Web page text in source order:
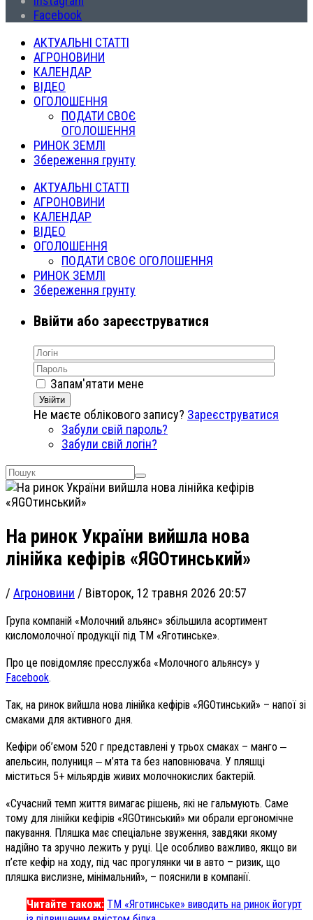
Facebook
АКТУАЛЬНІ СТАТТІ
АГРОНОВИНИ
КАЛЕНДАР
ВІДЕО
ОГОЛОШЕННЯ
ПОДАТИ СВОЄ
ОГОЛОШЕННЯ
РИНОК ЗЕМЛІ
Збереження грунту
АКТУАЛЬНІ СТАТТІ
АГРОНОВИНИ
КАЛЕНДАР
ВІДЕО
ОГОЛОШЕННЯ
ПОДАТИ СВОЄ ОГОЛОШЕННЯ
РИНОК ЗЕМЛІ
Збереження грунту
Ввійти або зареєструватися
Запам'ятати мене
Увійти
Не маєте облікового запису? Зареєструватися
Забули свій пароль?
Забули свій логін?
На ринок України вийшла нова
лінійка кефірів «ЯGOтинський»
/ Агроновини / Вівторок, 12 травня 2026 20:57
Група компаній «Молочний альянс» збільшила асортимент
кисломолочної продукції під ТМ «Яготинське».
Про це повідомляє пресслужба «Молочного альянсу» у
Facebook.
Так, на ринок вийшла нова лінійка кефірів «ЯGOтинський» – напої зі
смаками для активного дня.
Кефіри об’ємом 520 г представлені у трьох смаках – манго ‒
апельсин, полуниця ‒ м’ята та без наповнювача. У пляшці
міститься 5+ мільярдів живих молочнокислих бактерій.
«Сучасний темп життя вимагає рішень, які не гальмують. Саме
тому для лінійки кефірів «ЯGOтинський» ми обрали ергономічне
пакування. Пляшка має спеціальне звуження, завдяки якому
надійно та зручно лежить у руці. Це особливо важливо, якщо ви
п’єте кефір на ходу, під час прогулянки чи в авто – ризик, що
пляшка вислизне, мінімальний», – пояснили в компанії.
Читайте також: ТМ «Яготинське» виводить на ринок йогурт